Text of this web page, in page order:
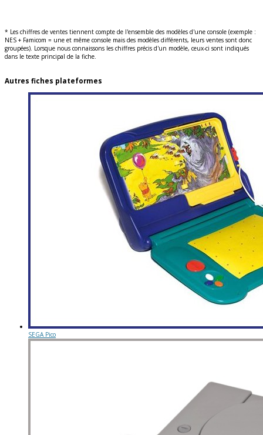
* Les chiffres de ventes tiennent compte de l'ensemble des modèles d'une console (exemple :
NES + Famicom = une et même console mais des modèles différents, leurs ventes sont donc
groupées). Lorsque nous connaissons les chiffres précis d'un modèle, ceux-ci sont indiqués
dans le texte principal de la fiche.
Autres fiches plateformes
SEGA Pico